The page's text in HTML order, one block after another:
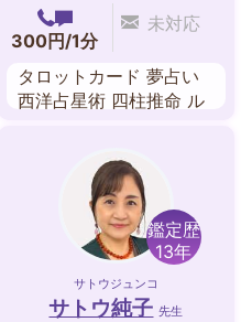
300円/1分
未対応
タロットカード 夢占い
西洋占星術 四柱推命 ル
鑑定歴
13年
サトウジュンコ
サトウ純子 先生